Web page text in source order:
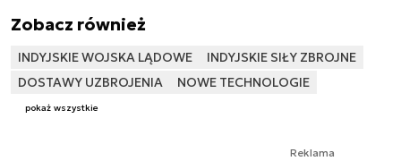
Zobacz również
INDYJSKIE WOJSKA LĄDOWE
INDYJSKIE SIŁY ZBROJNE
DOSTAWY UZBROJENIA
NOWE TECHNOLOGIE
pokaż wszystkie
Reklama